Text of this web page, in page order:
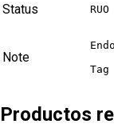
Status RUO
Note
Productos